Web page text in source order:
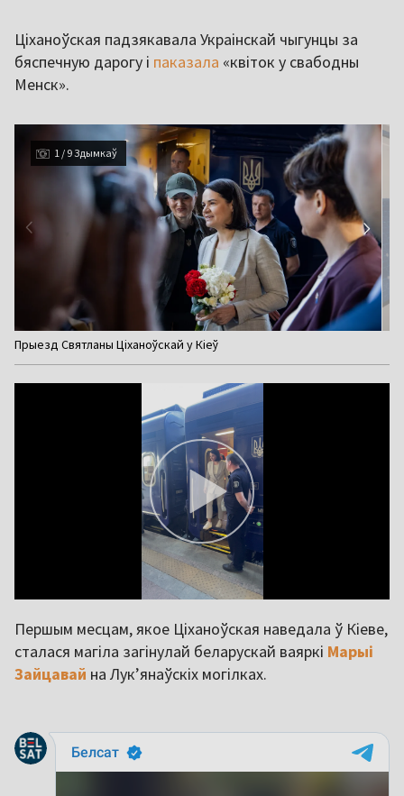
Ціханоўская падзякавала Украінскай чыгунцы за
бяспечную дарогу і паказала «квіток у свабодны
Менск».
1 / 9 Здымкаў
Item
1
of
Прыезд Святланы Ціханоўскай у Кіеў
Першым месцам, якое Ціханоўская наведала ў Кіеве,
сталася магіла загінулай беларускай ваяркі Марыі
Зайцавай на Лук’янаўскіх могілках.